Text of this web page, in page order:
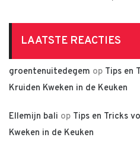
LAATSTE REACTIES
groentenuitedegem op Tips en
Kruiden Kweken in de Keuken
Ellemijn bali op Tips en Tricks
Kweken in de Keuken